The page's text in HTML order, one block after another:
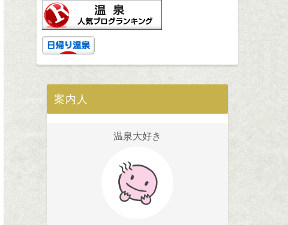
案内人
温泉大好き